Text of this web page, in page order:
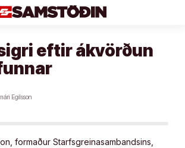
eftir ákvörðun
Egilsson
formaður Starfsgreinasambandsins,